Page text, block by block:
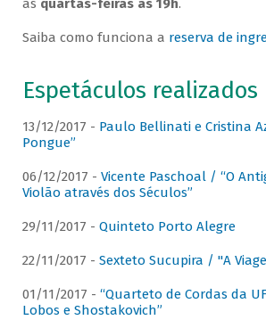
as quartas-feiras às 19h.
Saiba como funciona a reserva de
Espetáculos realizados
13/12/2017 - Paulo Bellinati e Cristina
Pongue”
06/12/2017 - Vicente Paschoal / “O
Violão através dos Séculos”
29/11/2017 - Quinteto Porto Alegre
22/11/2017 - Sexteto Sucupira / "A
01/11/2017 - “Quarteto de Cordas da
Lobos e Shostakovich”